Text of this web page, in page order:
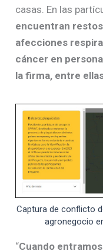
casas. En las
encuentran
afecciones
cáncer en
la firma, entre
Captura de conflicto
agronegocio
“Cuando